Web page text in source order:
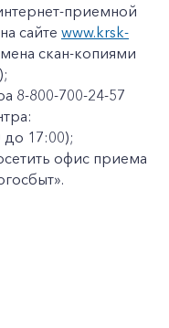
приемной
сайте www.krsk-
скан-копиями
8-800-700-24-57
до 17:00);
офис приема